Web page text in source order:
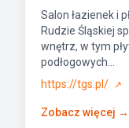
Salon łazienek i
Rudzie Śląskiej
wnętrz, w tym
podłogowych...
https://tgs.pl/
↗
Zobacz więcej →